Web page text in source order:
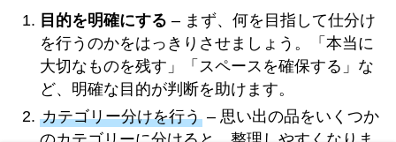
目的を明確にする – まず、何を目指して仕分け
を行うのかをはっきりさせましょう。「本当に
大切なものを残す」「スペースを確保する」な
ど、明確な目的が判断を助けます。
カテゴリー分けを行う– 思い出の品をいくつか